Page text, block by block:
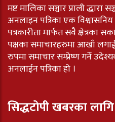
मष्ट मालिका सञ्चार प्राली
अनलाइन पत्रिका एक विश्वासनिय
पत्रकारीता मार्फत सवै क्षेत्रका
पक्षका समाचारहरुमा आखाँ
रुपमा समाचार सम्प्रेष्ण गर्ने
अनलाईन पत्रिका हो ।
सिद्धटोपी खबरका लागि